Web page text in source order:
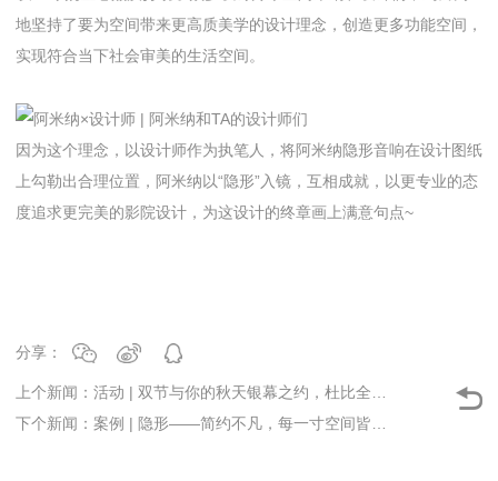
地坚持了要为空间带来更高质美学的设计理念，创造更多功能空间，
实现符合当下社会审美的生活空间。
因为这个理念，以设计师作为执笔人，将阿米纳隐形音响在设计图纸
上勾勒出合理位置，阿米纳以“隐形”入镜，互相成就，以更专业的态
度追求更完美的影院设计，为这设计的终章画上满意句点~
分享：